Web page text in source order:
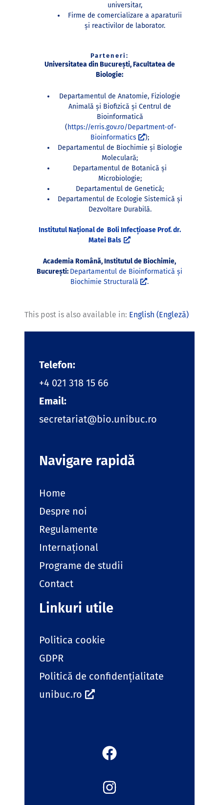
universitar,
Firme de comercializare a aparaturii
şi reactivilor de laborator.
Parteneri:
Universitatea din București, Facultatea de
Biologie:
Departamentul de Anatomie, Fiziologie
Animală şi Biofizică şi Centrul de
Bioinformatică
(https://erris.gov.ro/Department-of-
Bioinformatics
);
Departamentul de Biochimie şi Biologie
Moleculară;
Departamentul de Botanică şi
Microbiologie;
Departamentul de Genetică;
Departamentul de Ecologie Sistemică și
Dezvoltare Durabilă.
Institutul Național de Boli Infecțioase Prof. dr.
Matei Bals
Academia Română, Institutul de Biochimie,
București: Departamentul de Bioinformatică și
Biochimie Structurală
.
This post is also available in: English (Engleză)
Telefon:
+4 021 318 15 66
Email:
secretariat@bio.unibuc.ro
Navigare rapidă
Home
Despre noi
Regulamente
Internațional
Programe de studii
Contact
Linkuri utile
Politica cookie
GDPR
Politică de confidențialitate
unibuc.ro